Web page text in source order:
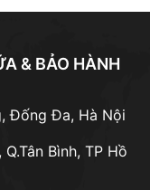
& BẢO HÀNH
Đống Đa, Hà Nội
Bình, TP Hồ